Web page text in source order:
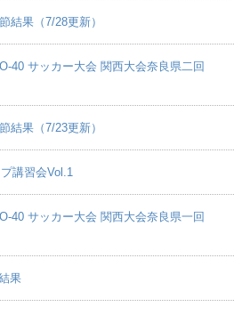
結果（7/28更新）
40 サッカー大会 関西大会奈良県二回
結果（7/23更新）
講習会Vol.1
40 サッカー大会 関西大会奈良県一回
果